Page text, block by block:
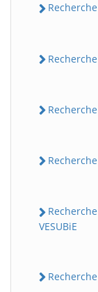
VESUBiE
B Assistant